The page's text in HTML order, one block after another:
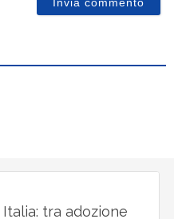
tra adozione